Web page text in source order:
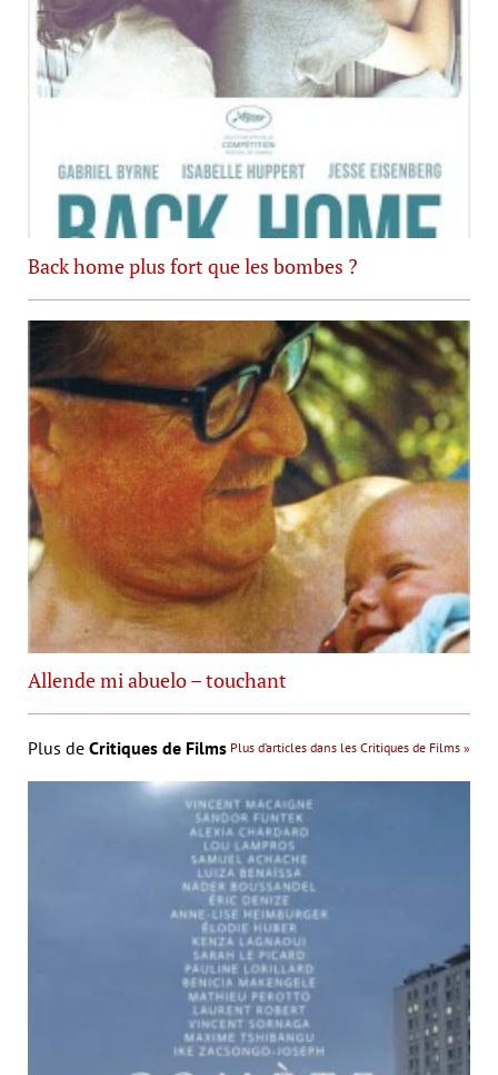
Back home plus fort que les bombes ?
Allende mi abuelo – touchant
Plus de Critiques de Films Plus d’articles dans les Critiques de Films »